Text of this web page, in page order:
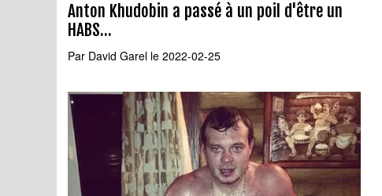
Anton Khudobin a passé à un poil d'être un
HABS...
Par David Garel le 2022-02-25